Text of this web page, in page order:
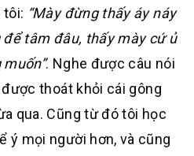
tôi: “Mày đừng thấy áy náy
tâm đâu, thấy mày cứ ủ
. Nghe được câu nói
thoát khỏi cái gông
qua. Cũng từ đó tôi học
ý mọi người hơn, và cũng